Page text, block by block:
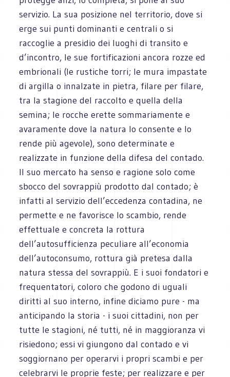
servizio. La sua posizione nel territorio, dove si
erge sui punti dominanti e centrali o si
raccoglie a presidio dei luoghi di transito e
d’incontro, le sue fortificazioni ancora rozze ed
embrionali (le rustiche torri; le mura impastate
di argilla o innalzate in pietra, filare per filare,
tra la stagione del raccolto e quella della
semina; le rocche erette sommariamente e
avaramente dove la natura lo consente e lo
rende più agevole), sono determinate e
realizzate in funzione della difesa del contado.
Il suo mercato ha senso e ragione solo come
sbocco del sovrappiù prodotto dal contado; è
infatti al servizio dell’eccedenza contadina, ne
permette e ne favorisce lo scambio, rende
effettuale e concreta la rottura
dell’autosufficienza peculiare all’economia
dell’autoconsumo, rottura già pretesa dalla
natura stessa del sovrappiù. E i suoi fondatori e
frequentatori, coloro che godono di uguali
diritti al suo interno, infine diciamo pure - ma
anticipando la storia - i suoi cittadini, non per
tutte le stagioni, né tutti, né in maggioranza vi
risiedono; essi vi giungono dal contado e vi
soggiornano per operarvi i propri scambi e per
celebrarvi le proprie feste; per realizzare e per